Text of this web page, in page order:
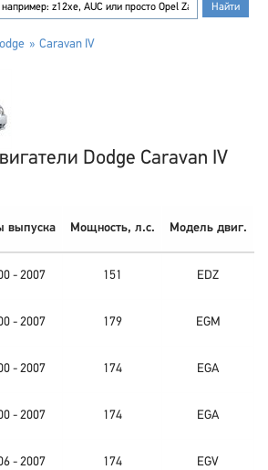
Caravan IV
Dodge Caravan IV
выпуска Мощность, л.с. Модель двиг.
- 2007 151 EDZ
- 2007 179 EGM
- 2007 174 EGA
- 2007 174 EGA
- 2007 174 EGV